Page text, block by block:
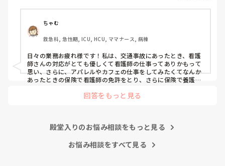
笑
ちゃむ
救急科, 急性期, ICU, HCU, ママナース, 病棟
日々の業務お疲れ様です！私は、交通事故にあったとき、看護
師さんの対応がとても優しくて看護師の仕事ってありかもって
思い、さらに、アパレルやカフェの仕事をしてみたくてなんか
あったときの保険で看護師の免許をとり、さらに保険で養護教
回答をもっと見る
殿堂入りのお悩み相談をもっと見る
お悩み相談をすべて見る